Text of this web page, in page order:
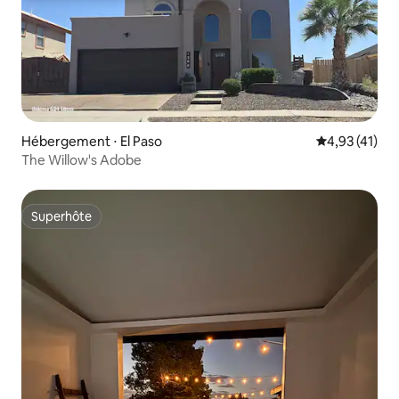
Hébergement ⋅ El Paso Évaluation
4,93 (41)
The Willow's Adobe
Superhôte
Superhôte